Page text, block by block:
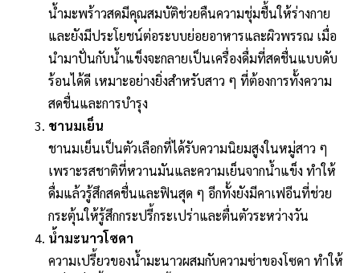
น้ำมะพร้าวสดมีคุณสมบัติช่วยคืนความชุ่มชื้นให้ร่างกาย
และยังมีประโยชน์ต่อระบบย่อยอาหารและผิวพรรณ เมื่อ
นำมาปั่นกับน้ำแข็งจะกลายเป็นเครื่องดื่มที่สดชื่นแบบดับ
ร้อนได้ดี เหมาะอย่างยิ่งสำหรับสาว ๆ ที่ต้องการทั้งความ
สดชื่นและการบำรุง
ชานมเย็น
ชานมเย็นเป็นตัวเลือกที่ได้รับความนิยมสูงในหมู่สาว ๆ
เพราะรสชาติที่หวานมันและความเย็นจากน้ำแข็ง ทำให้
ดื่มแล้วรู้สึกสดชื่นและฟินสุด ๆ อีกทั้งยังมีคาเฟอีนที่ช่วย
กระตุ้นให้รู้สึกกระปรี้กระเปร่าและตื่นตัวระหว่างวัน
น้ำมะนาวโซดา
ความเปรี้ยวของน้ำมะนาวผสมกับความซ่าของโซดา ทำให้